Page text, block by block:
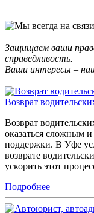
Защищаем ваши
справедливость.
Ваши интересы –
Возврат
Возврат
оказаться сложным
поддержки. В Уфе
возврате
ускорить этот
Подробнее